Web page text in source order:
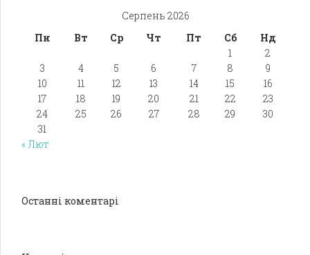
Серпень 2026
Пн
Вт Ср Чт Пт Сб
Нд
1
2
3
4 5 6 7 8
9
10
11 12 13 14 15
16
17
18 19 20 21 22
23
24
25 26 27 28 29
30
31
« Лют
Останні коментарі